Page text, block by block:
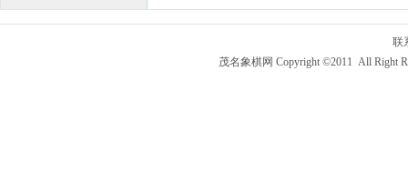
联
茂名象棋网 Copyright ©2011 All Right